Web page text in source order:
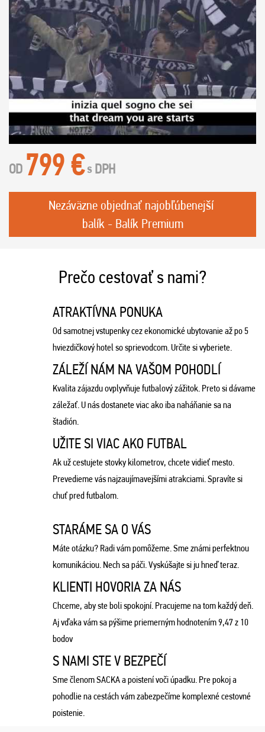
OD 799 € s DPH
Nezáväzne objednať najobľúbenejší
balík - Balík Premium
Prečo cestovať s nami?
ATRAKTÍVNA PONUKA
Od samotnej vstupenky cez ekonomické ubytovanie až po 5
hviezdičkový hotel so sprievodcom. Určite si vyberiete.
ZÁLEŽÍ NÁM NA VAŠOM POHODLÍ
Kvalita zájazdu ovplyvňuje futbalový zážitok. Preto si dávame
záležať. U nás dostanete viac ako iba naháňanie sa na
štadión.
UŽITE SI VIAC AKO FUTBAL
Ak už cestujete stovky kilometrov, chcete vidieť mesto.
Prevedieme vás najzaujímavejšími atrakciami. Spravíte si
chuť pred futbalom.
STARÁME SA O VÁS
Máte otázku? Radi vám pomôžeme. Sme známi perfektnou
komunikáciou. Nech sa páči. Vyskúšajte si ju hneď teraz.
KLIENTI HOVORIA ZA NÁS
Chceme, aby ste boli spokojní. Pracujeme na tom každý deň.
Aj vďaka vám sa pýšime priemerným hodnotením 9,47 z 10
bodov
S NAMI STE V BEZPEČÍ
Sme členom SACKA a poistení voči úpadku. Pre pokoj a
pohodlie na cestách vám zabezpečíme komplexné cestovné
poistenie.